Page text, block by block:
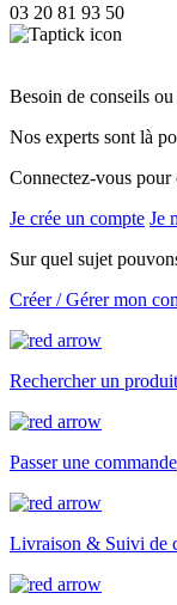
03 20 81 93 50
Besoin de conseils
Nos experts sont là
Connectez-vous pour
Je crée un compte Je
Sur quel sujet
Créer / Gérer mon
Rechercher un
Passer une commande
Livraison & Suivi de